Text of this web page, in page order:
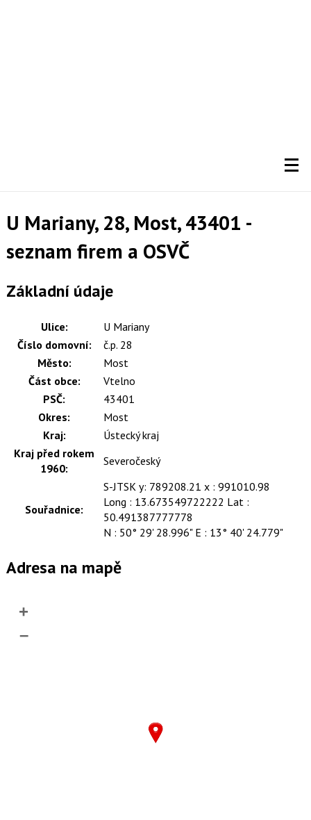
U Mariany, 28, Most, 43401 -
seznam firem a OSVČ
Základní údaje
Ulice:
U Mariany
Číslo domovní:
č.p. 28
Město:
Most
Část obce:
Vtelno
PSČ:
43401
Okres:
Most
Kraj:
Ústecký kraj
Kraj před rokem
1960:
Severočeský
Souřadnice:
S-JTSK y: 789208.21 x : 991010.98
Long : 13.673549722222 Lat :
50.491387777778
N : 50° 29' 28.996" E : 13° 40' 24.779"
Adresa na mapě
+
–